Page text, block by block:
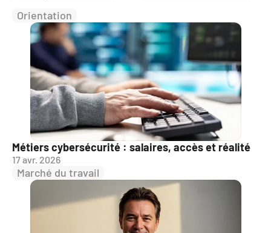
Orientation
Métiers cybersécurité : salaires, accès et réalité
17 avr. 2026
Marché du travail